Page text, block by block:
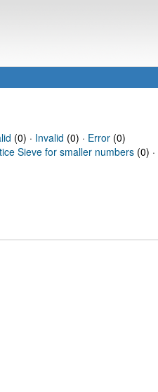
(0) · Invalid (0) · Error(0)
Sieve for smaller numbers (0) ·